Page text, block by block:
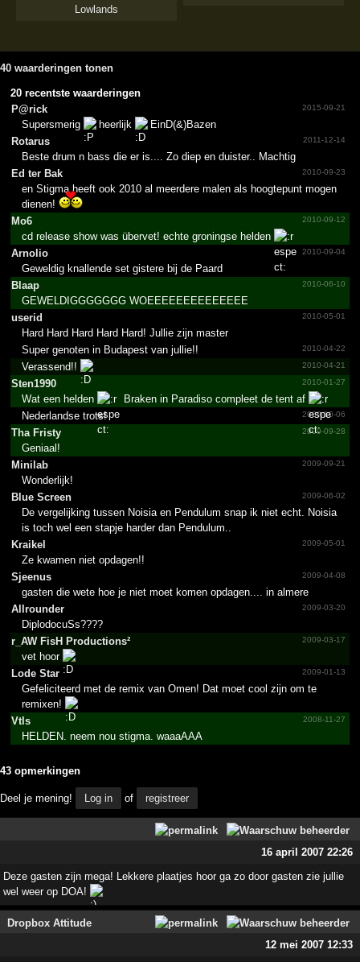
Lowlands
40 waarderingen tonen
20 recentste waarderingen
P@rick
2015-09-21
Supersmerig heerlijk
EinD(&)Bazen
Rotarus
2011-12-14
Beste drum n bass die er is.... Zo diep en duister.. Machtig
Ed ter Bak
2010-09-23
en Stigma heeft ook 2010 al meerdere malen als hoogtepunt mogen
dienen!
Mo6
2010-09-12
cd release show was übervet! echte groningse helden
Arnolio
2010-09-04
Geweldig knallende set gistere bij de Paard
Blaap
2010-06-10
GEWELDIGGGGGGG WOEEEEEEEEEEEEEE
userid
2010-05-01
Hard Hard Hard Hard Hard! Jullie zijn master
2010-04-22
Super genoten in Budapest van jullie!!
2010-04-21
Verassend!!
Sten1990
2010-01-27
Wat een helden Braken in Paradiso compleet de tent af
2009-10-06
Nederlandse trots!
Tha Fristy
2009-09-28
Geniaal!
Minilab
2009-09-21
Wonderlijk!
Blue Screen
2009-06-02
De vergelijking tussen Noisia en Pendulum snap ik niet echt. Noisia
is toch wel een stapje harder dan Pendulum..
Kraikel
2009-05-01
Ze kwamen niet opdagen!!
Sjeenus
2009-04-08
gasten die wete hoe je niet moet komen opdagen.... in almere
Allrounder
2009-03-20
DiplodocuSs????
r_­AW FisH Produc­tions²
2009-03-17
vet hoor
Lode Star
2009-01-13
Gefeliciteerd met de remix van Omen! Dat moet cool zijn om te
remixen!
Vtls
2008-11-27
HELDEN. neem nou stigma. waaaAAA
43 opmerkingen
Deel je mening! Log in of registreer
16 april 2007 22:26
Deze gasten zijn mega! Lekkere plaatjes hoor ga zo door gasten zie jullie
wel weer op DOA!
Dropbox Attitude
12 mei 2007 12:33